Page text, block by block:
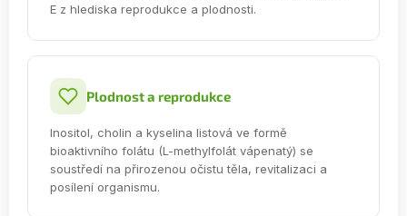
E z hlediska reprodukce a plodnosti.
Plodnost a reprodukce
Inositol, cholin a kyselina listová ve formě
bioaktivního folátu (L-methylfolát vápenatý) se
soustředí na přirozenou očistu těla, revitalizaci a
posílení organismu.